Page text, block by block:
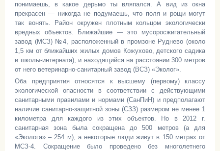
понимаешь, в какое дерьмо ты вляпался. А вид из окна
прекрасен — никогда не подумаешь, что поля и рощи могут
так вонять. Район окружен плотным кольцом экологически
вредных объектов. Ближайшие — это мусоросжигательный
завод (МСЗ) №4, расположенный в промзоне Руднево (около
1,5 км от ближайших жилых домов Кожухово, детского садика
и школы-интерната), и находящийся на расстоянии 300 метров
от него ветеринарно-санитарный завод (ВСЗ) «Эколог».
Оба предприятия относятся к высшему (первому) классу
экологической опасности в соответствии с действующими
санитарными правилами и нормами (СанПиН) и предполагают
наличие санитарно-защитной зоны (СЗЗ) размером не менее 1
километра для каждого из этих объектов. Но в 2012 г.
санитарная зона была сокращена до 500 метров (а для
«Эколога» – 254 м), а некоторые люди живут в 150 метрах от
МСЗ-4. Сокращение было проведено без многолетнего